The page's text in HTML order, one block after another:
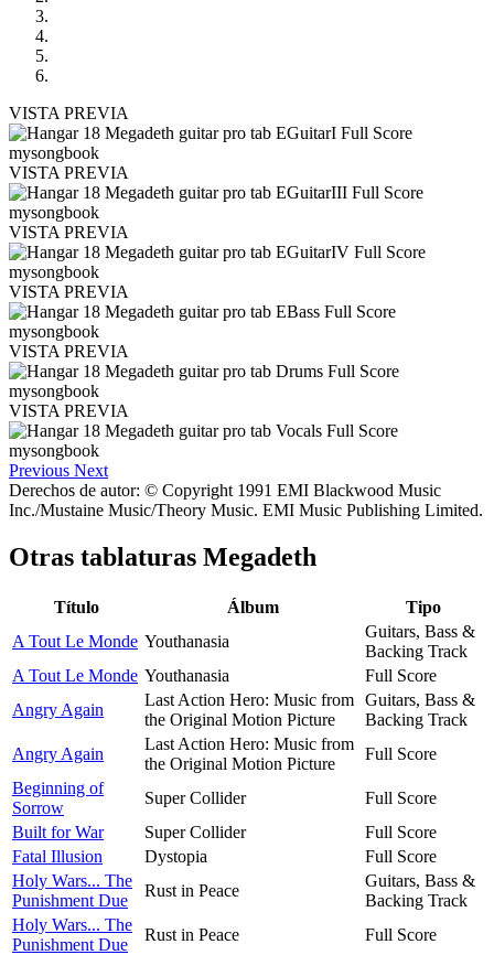
VISTA PREVIA
VISTA PREVIA
VISTA PREVIA
VISTA PREVIA
VISTA PREVIA
VISTA PREVIA
Previous Next
Derechos de autor: © Copyright 1991 EMI Blackwood Music
Inc./Mustaine Music/Theory Music. EMI Music Publishing Limited.
Otras tablaturas Megadeth
Título Álbum
Tipo
A Tout Le Monde Youthanasia
Guitars, Bass &
Backing Track
A Tout Le Monde Youthanasia
Full Score
Angry Again
Last Action Hero: Music from
the Original Motion Picture
Guitars, Bass &
Backing Track
Angry Again
Last Action Hero: Music from
the Original Motion Picture
Full Score
Beginning of
Sorrow
Super Collider
Full Score
Built for War
Super Collider
Full Score
Fatal Illusion
Dystopia
Full Score
Holy Wars... The
Punishment Due
Rust in Peace
Guitars, Bass &
Backing Track
Holy Wars... The
Punishment Due
Rust in Peace
Full Score